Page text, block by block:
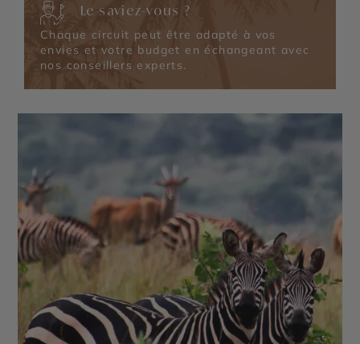
Le saviez-vous ?
Chaque circuit peut être adapté à vos
envies et votre budget en échangeant avec
nos conseillers experts.